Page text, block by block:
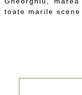
toate marile scene